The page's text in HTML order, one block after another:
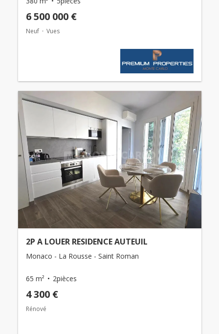
6 500 000 €
Neuf Vues
2P A LOUER RESIDENCE AUTEUIL
Monaco - La Rousse - Saint Roman
65 m² 2pièces
4 300 €
Rénové